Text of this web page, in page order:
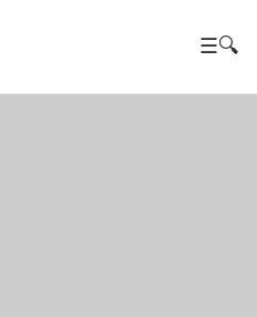
☰🔍